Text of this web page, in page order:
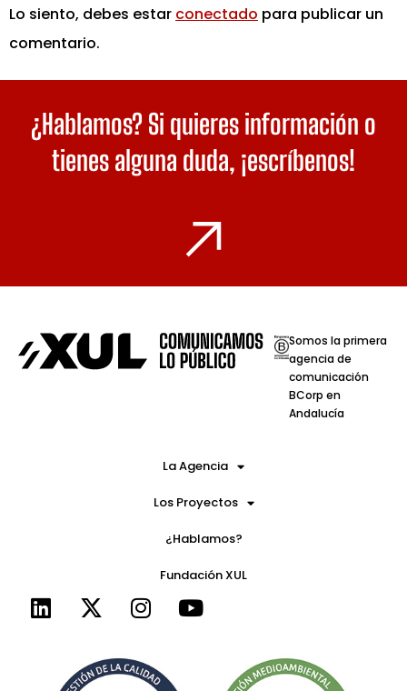
Lo siento, debes estar conectado para publicar un
comentario.
¿Hablamos? Si quieres información o
tienes alguna duda, ¡escríbenos!
Somos la primera
agencia de
comunicación
BCorp en
Andalucía
La Agencia
Los Proyectos
¿Hablamos?
Fundación XUL